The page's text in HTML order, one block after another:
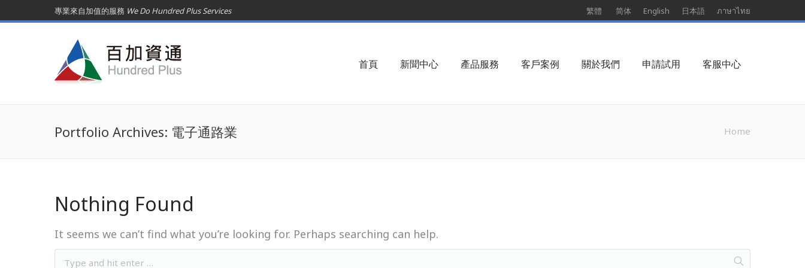
專業來自加值的服務 We Do Hundred Plus Services 繁體 简体 English 日本語 ภาษาไทย
首頁 新聞中心 產品服務 客戶案例 關於我們 申請試用 客服中心
Portfolio Archives: 電子通路業 You are here:Home
Nothing Found
It seems we can’t find what you’re looking for. Perhaps searching can help.